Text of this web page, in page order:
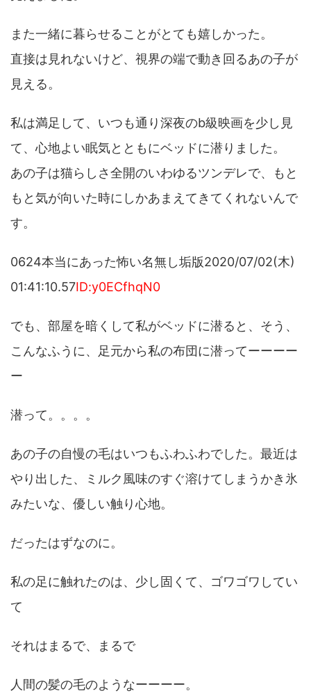
また一緒に暮らせることがとても嬉しかった。
直接は見れないけど、視界の端で動き回るあの子が
見える。
私は満足して、いつも通り深夜のb級映画を少し見
て、心地よい眠気とともにベッドに潜りました。
あの子は猫らしさ全開のいわゆるツンデレで、もと
もと気が向いた時にしかあまえてきてくれないんで
す。
0624本当にあった怖い名無し垢版2020/07/02(木)
01:41:10.57ID:y0ECfhqN0
でも、部屋を暗くして私がベッドに潜ると、そう、
こんなふうに、足元から私の布団に潜ってーーーー
ー
潜って。。。。
あの子の自慢の毛はいつもふわふわでした。最近は
やり出した、ミルク風味のすぐ溶けてしまうかき氷
みたいな、優しい触り心地。
だったはずなのに。
私の足に触れたのは、少し固くて、ゴワゴワしてい
て
それはまるで、まるで
人間の髪の毛のようなーーーー。